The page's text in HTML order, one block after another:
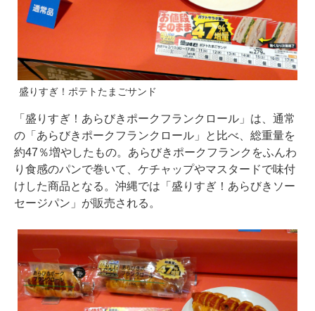
盛りすぎ！ポテトたまごサンド
「盛りすぎ！あらびきポークフランクロール」は、通常
の「あらびきポークフランクロール」と比べ、総重量を
約47％増やしたもの。あらびきポークフランクをふんわ
り食感のパンで巻いて、ケチャップやマスタードで味付
けした商品となる。沖縄では「盛りすぎ！あらびきソー
セージパン」が販売される。